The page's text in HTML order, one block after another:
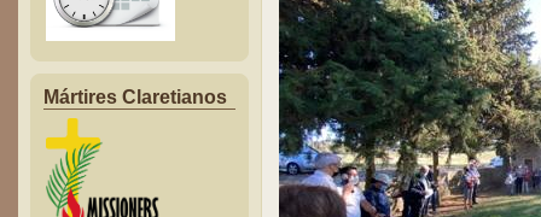
Mártires Claretianos